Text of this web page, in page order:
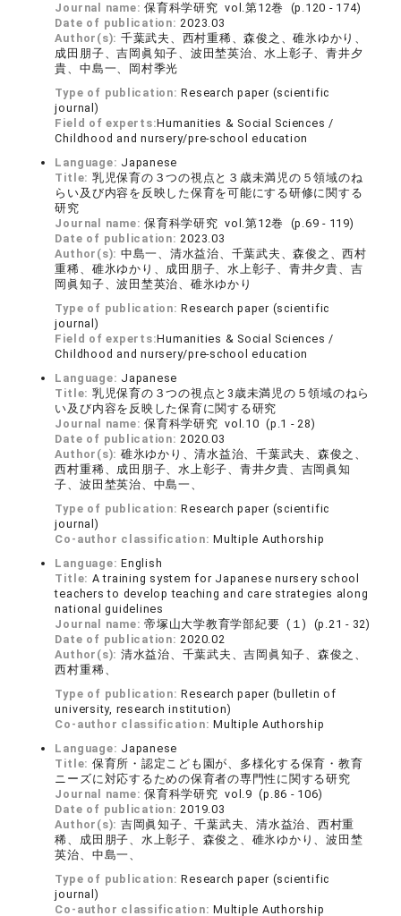
Journal name:保育科学研究 vol.第12巻 (p.120 - 174)
Date of publication:2023.03
Author(s): 千葉武夫、西村重稀、森俊之、碓氷ゆかり、
成田朋子、吉岡眞知子、波田埜英治、水上彰子、青井夕
貴、中島一、岡村季光
Type of publication:Research paper (scientific
journal)
Field of experts:Humanities & Social Sciences /
Childhood and nursery/pre-school education
Language: Japanese
Title: 乳児保育の３つの視点と３歳未満児の５領域のね
らい及び内容を反映した保育を可能にする研修に関する
研究
Journal name:保育科学研究 vol.第12巻 (p.69 - 119)
Date of publication:2023.03
Author(s): 中島一、清水益治、千葉武夫、森俊之、西村
重稀、碓氷ゆかり、成田朋子、水上彰子、青井夕貴、吉
岡眞知子、波田埜英治、碓氷ゆかり
Type of publication:Research paper (scientific
journal)
Field of experts:Humanities & Social Sciences /
Childhood and nursery/pre-school education
Language: Japanese
Title: 乳児保育の３つの視点と3歳未満児の５領域のねら
い及び内容を反映した保育に関する研究
Journal name:保育科学研究 vol.10 (p.1 - 28)
Date of publication:2020.03
Author(s): 碓氷ゆかり、清水益治、千葉武夫、森俊之、
西村重稀、成田朋子、水上彰子、青井夕貴、吉岡眞知
子、波田埜英治、中島一、
Type of publication:Research paper (scientific
journal)
Co-author classification:Multiple Authorship
Language:English
Title: A training system for Japanese nursery school
teachers to develop teaching and care strategies along
national guidelines
Journal name:帝塚山大学教育学部紀要 (１) (p.21 - 32)
Date of publication:2020.02
Author(s): 清水益治、千葉武夫、吉岡眞知子、森俊之、
西村重稀、
Type of publication:Research paper (bulletin of
university, research institution)
Co-author classification:Multiple Authorship
Language: Japanese
Title: 保育所・認定こども園が、多様化する保育・教育
ニーズに対応するための保育者の専門性に関する研究
Journal name:保育科学研究 vol.9 (p.86 - 106)
Date of publication:2019.03
Author(s): 吉岡眞知子、千葉武夫、清水益治、西村重
稀、成田朋子、水上彰子、森俊之、碓氷ゆかり、波田埜
英治、中島一、
Type of publication:Research paper (scientific
journal)
Co-author classification:Multiple Authorship